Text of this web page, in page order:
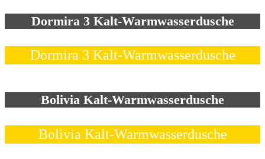
Dormira 3 Kalt-Warmwasserdusche
Dormira 3 Kalt-Warmwasserdusche
Bolivia Kalt-Warmwasserdusche
Bolivia Kalt-Warmwasserdusche